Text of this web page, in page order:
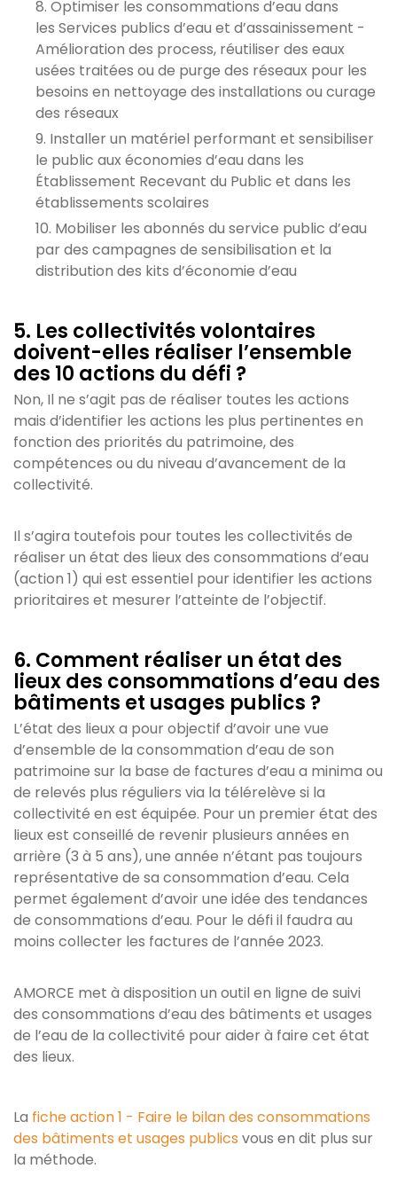
Optimiser les consommations d’eau dans
les Services publics d’eau et d’assainissement -
Amélioration des process, réutiliser des eaux
usées traitées ou de purge des réseaux pour les
besoins en nettoyage des installations ou curage
des réseaux
Installer un matériel performant et sensibiliser
le public aux économies d’eau dans les
Établissement Recevant du Public et dans les
établissements scolaires
Mobiliser les abonnés du service public d’eau
par des campagnes de sensibilisation et la
distribution des kits d’économie d’eau
5. Les collectivités volontaires
doivent-elles réaliser l’ensemble
des 10 actions du défi ?
Non, Il ne s’agit pas de réaliser toutes les actions
mais d’identifier les actions les plus pertinentes en
fonction des priorités du patrimoine, des
compétences ou du niveau d’avancement de la
collectivité.
Il s’agira toutefois pour toutes les collectivités de
réaliser un état des lieux des consommations d’eau
(action 1) qui est essentiel pour identifier les actions
prioritaires et mesurer l’atteinte de l’objectif.
6. Comment réaliser un état des
lieux des consommations d’eau des
bâtiments et usages publics ?
L’état des lieux a pour objectif d’avoir une vue
d’ensemble de la consommation d’eau de son
patrimoine sur la base de factures d’eau a minima ou
de relevés plus réguliers via la télérelève si la
collectivité en est équipée. Pour un premier état des
lieux est conseillé de revenir plusieurs années en
arrière (3 à 5 ans), une année n’étant pas toujours
représentative de sa consommation d’eau. Cela
permet également d’avoir une idée des tendances
de consommations d’eau. Pour le défi il faudra au
moins collecter les factures de l’année 2023.
AMORCE met à disposition un outil en ligne de suivi
des consommations d’eau des bâtiments et usages
de l’eau de la collectivité pour aider à faire cet état
des lieux.
La fiche action 1 - Faire le bilan des consommations
des bâtiments et usages publics vous en dit plus sur
la méthode.